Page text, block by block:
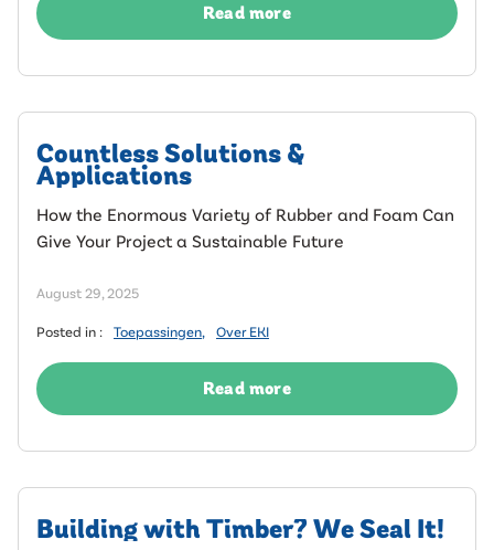
Read more
Countless Solutions &
Applications
How the Enormous Variety of Rubber and Foam Can
Give Your Project a Sustainable Future
August 29, 2025
Posted in : Toepassingen, Over EKI
Read more
Building with Timber? We Seal It!